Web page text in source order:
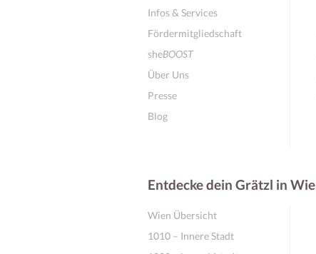
Infos & Services
Fördermitgliedschaft
sheBOOST
Über Uns
Presse
Blog
Entdecke dein Grätzl in
Wien Übersicht
1010 – Innere Stadt